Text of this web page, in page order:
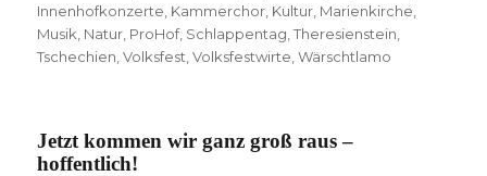
Innenhofkonzerte Kammerchor Kultur Marienkirche
Musik Natur ProHof, Schlappentag ,Theresienstein
Tschechien ,Volksfest ,Volksfestwirte ,Wärschtlamo
Jetzt kommen wir ganz groß raus –
hoffentlich!